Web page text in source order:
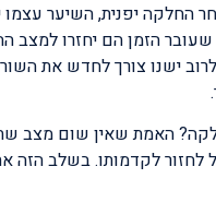
החלקה יפנית, השיער
הזמן הם יחזרו למצב
ישנו צורך לחדש את
האמת שאין שום מצב
לחזור לקדמותו. בשלב